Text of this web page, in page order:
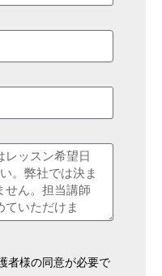
者様の同意が必要で